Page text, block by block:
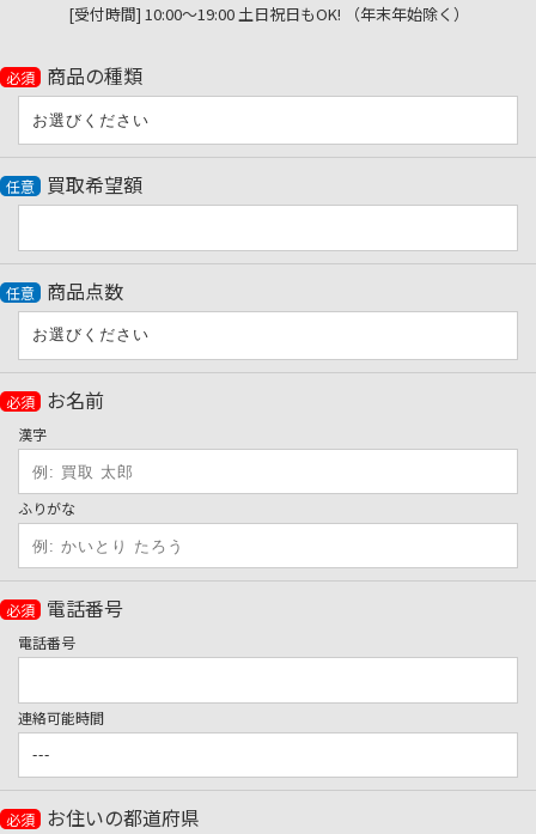
[受付時間] 10:00〜19:00 土日祝日もOK! （年末年始除く）
必須 商品の種類
任意 買取希望額
任意 商品点数
必須 お名前
漢字
ふりがな
必須 電話番号
電話番号
連絡可能時間
必須 お住いの都道府県